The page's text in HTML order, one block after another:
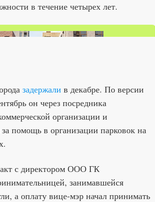
в течение четырех лет.
задержали в декабре. По версии
он через посредника
организации и
помощь в организации парковок на
с директором ООО ГК
занимавшейся
а оплату вице-мэр начал принимать